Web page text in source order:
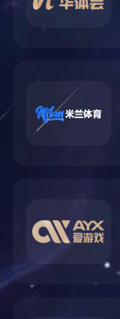
阿里巴巴
地址：中
街道龙腾
工业园1栋